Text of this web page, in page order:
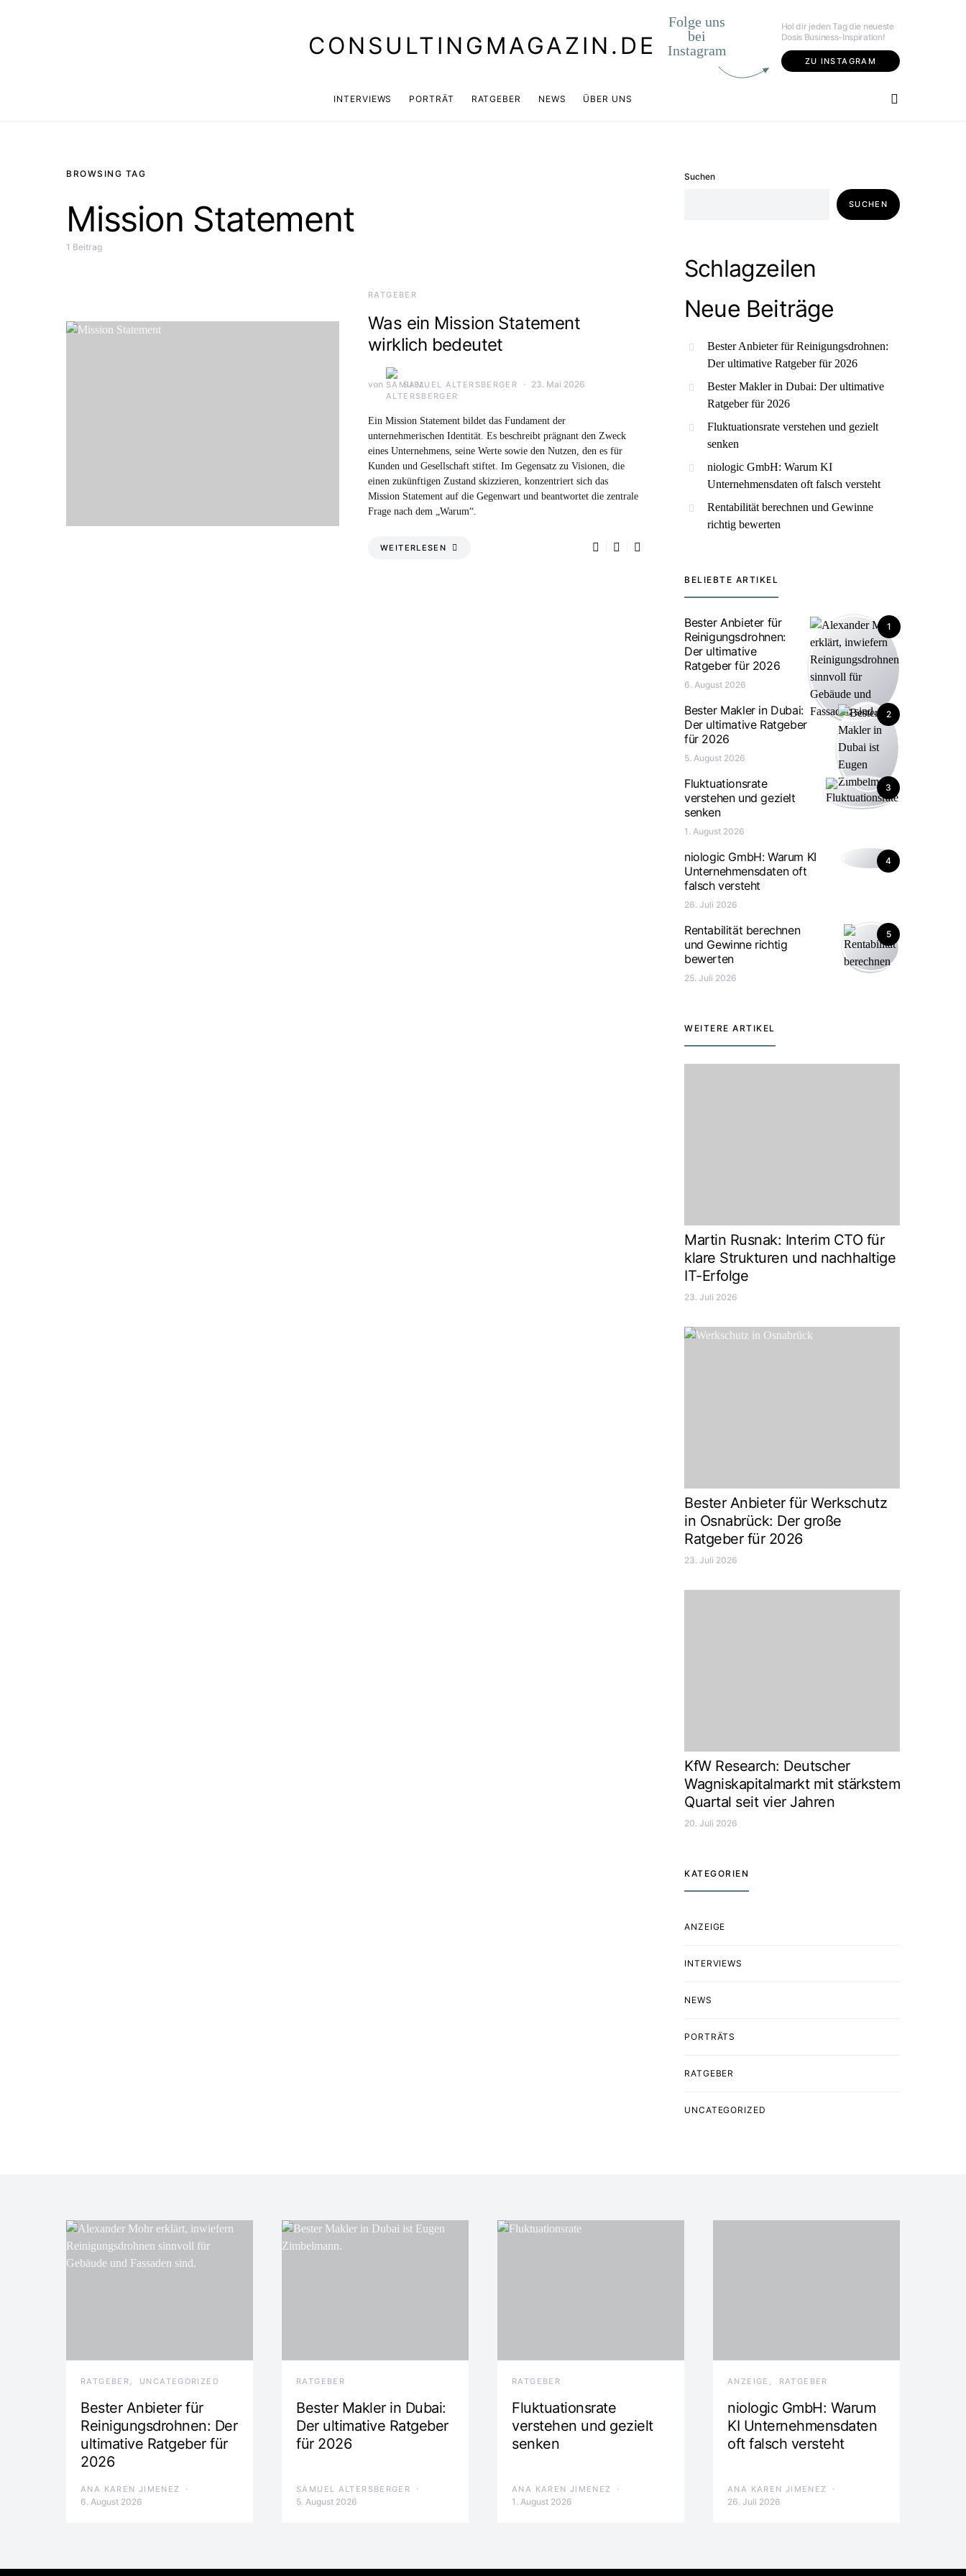
CONSULTINGMAGAZIN.DE
Folge uns
bei
Instagram
Hol dir jeden Tag die neueste
Dosis Business-Inspiration!
ZU INSTAGRAM
INTERVIEWS PORTRÄT RATGEBER NEWS ÜBER UNS
BROWSING TAG
Mission Statement
1 Beitrag
RATGEBER
Was ein Mission Statement
wirklich bedeutet
von SAMUEL ALTERSBERGER 23. Mai 2026
Ein Mission Statement bildet das Fundament der
unternehmerischen Identität. Es beschreibt prägnant den Zweck
eines Unternehmens, seine Werte sowie den Nutzen, den es für
Kunden und Gesellschaft stiftet. Im Gegensatz zu Visionen, die
einen zukünftigen Zustand skizzieren, konzentriert sich das
Mission Statement auf die Gegenwart und beantwortet die zentrale
Frage nach dem „Warum“.
WEITERLESEN
Suchen
SUCHEN
Schlagzeilen
Neue Beiträge
Bester Anbieter für Reinigungsdrohnen:
Der ultimative Ratgeber für 2026
Bester Makler in Dubai: Der ultimative
Ratgeber für 2026
Fluktuationsrate verstehen und gezielt
senken
niologic GmbH: Warum KI
Unternehmensdaten oft falsch versteht
Rentabilität berechnen und Gewinne
richtig bewerten
BELIEBTE ARTIKEL
1
Bester Anbieter für
Reinigungsdrohnen:
Der ultimative
Ratgeber für 2026
6. August 2026
2
Bester Makler in Dubai:
Der ultimative Ratgeber
für 2026
5. August 2026
3
Fluktuationsrate
verstehen und gezielt
senken
1. August 2026
4
niologic GmbH: Warum KI
Unternehmensdaten oft
falsch versteht
26. Juli 2026
5
Rentabilität berechnen
und Gewinne richtig
bewerten
25. Juli 2026
WEITERE ARTIKEL
Martin Rusnak: Interim CTO für
klare Strukturen und nachhaltige
IT-Erfolge
23. Juli 2026
Bester Anbieter für Werkschutz
in Osnabrück: Der große
Ratgeber für 2026
23. Juli 2026
KfW Research: Deutscher
Wagniskapitalmarkt mit stärkstem
Quartal seit vier Jahren
20. Juli 2026
KATEGORIEN
ANZEIGE
INTERVIEWS
NEWS
PORTRÄTS
RATGEBER
UNCATEGORIZED
RATGEBER UNCATEGORIZED
Bester Anbieter für
Reinigungsdrohnen: Der
ultimative Ratgeber für
2026
ANA KAREN JIMENEZ
6. August 2026
RATGEBER
Bester Makler in Dubai:
Der ultimative Ratgeber
für 2026
SAMUEL ALTERSBERGER
5. August 2026
RATGEBER
Fluktuationsrate
verstehen und gezielt
senken
ANA KAREN JIMENEZ
1. August 2026
ANZEIGE RATGEBER
niologic GmbH: Warum
KI Unternehmensdaten
oft falsch versteht
ANA KAREN JIMENEZ
26. Juli 2026